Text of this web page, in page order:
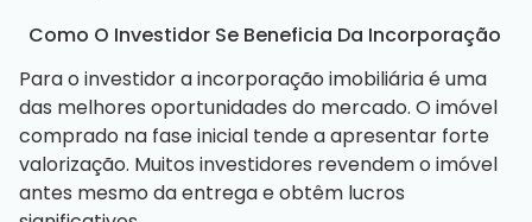
Como O Investidor Se Beneficia Da Incorporação
Para o investidor a incorporação imobiliária é uma
das melhores oportunidades do mercado. O imóvel
comprado na fase inicial tende a apresentar forte
valorização. Muitos investidores revendem o imóvel
antes mesmo da entrega e obtêm lucros